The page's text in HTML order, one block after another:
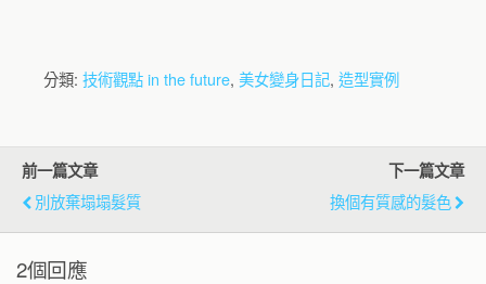
分類: 技術觀點 in the future, 美女變身日記, 造型實例
前一篇文章
別放棄塌塌髮質
下一篇文章
換個有質感的髮色
2個回應